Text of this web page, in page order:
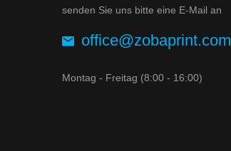
senden Sie uns bitte eine E-Mail an
office@zobaprint.com
Montag - Freitag (8:00 - 16:00)